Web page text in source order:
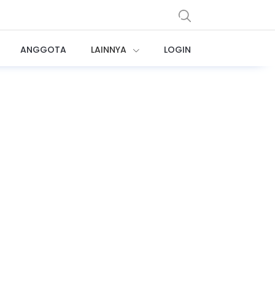
ANGGOTA LAINNYA LOGIN